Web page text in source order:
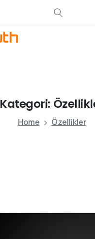
Kategori:
Home Özellikler